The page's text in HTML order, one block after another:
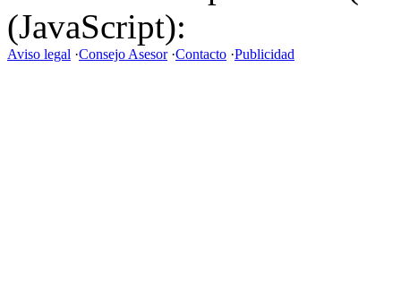
(JavaScript):
Aviso legal ·Consejo Asesor·Contacto ·Publicidad